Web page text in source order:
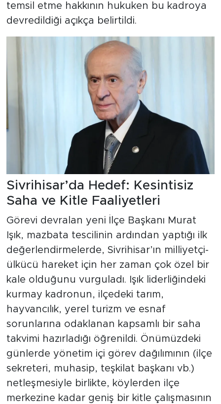
temsil etme hakkının hukuken bu kadroya
devredildiği açıkça belirtildi.
Sivrihisar’da Hedef: Kesintisiz
Saha ve Kitle Faaliyetleri
Görevi devralan yeni İlçe Başkanı Murat
Işık, mazbata tescilinin ardından yaptığı ilk
değerlendirmelerde, Sivrihisar’ın milliyetçi-
ülkücü hareket için her zaman çok özel bir
kale olduğunu vurguladı. Işık liderliğindeki
kurmay kadronun, ilçedeki tarım,
hayvancılık, yerel turizm ve esnaf
sorunlarına odaklanan kapsamlı bir saha
takvimi hazırladığı öğrenildi. Önümüzdeki
günlerde yönetim içi görev dağılımının (ilçe
sekreteri, muhasip, teşkilat başkanı vb.)
netleşmesiyle birlikte, köylerden ilçe
merkezine kadar geniş bir kitle çalışmasının